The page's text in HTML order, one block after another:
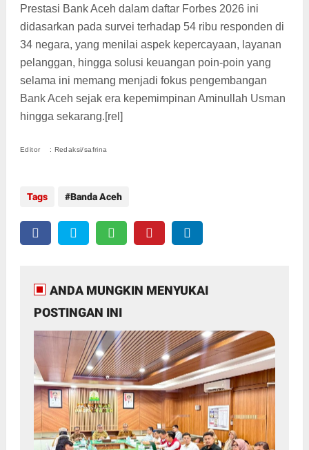
Prestasi Bank Aceh dalam daftar Forbes 2026 ini
didasarkan pada survei terhadap 54 ribu responden di
34 negara, yang menilai aspek kepercayaan, layanan
pelanggan, hingga solusi keuangan poin-poin yang
selama ini memang menjadi fokus pengembangan
Bank Aceh sejak era kepemimpinan Aminullah Usman
hingga sekarang.[rel]
Editor : Redaksi/safrina
Tags Banda Aceh
ANDA MUNGKIN MENYUKAI
POSTINGAN INI